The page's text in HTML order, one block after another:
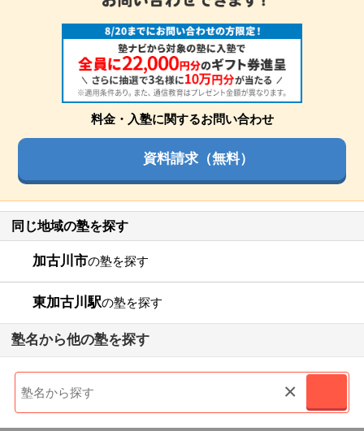
料金・入塾に関するお問い合わせ
資料請求（無料）
同じ地域の塾を探す
加古川市の塾を探す
東加古川駅の塾を探す
塾名から他の塾を探す
×